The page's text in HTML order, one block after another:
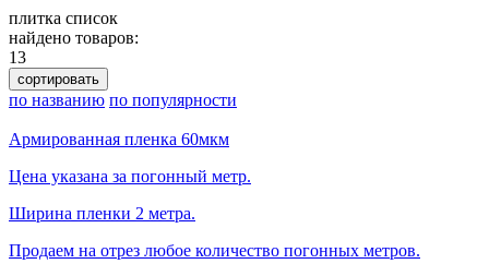
плитка список
найдено товаров:
13
сортировать
по названию по популярности
Армированная пленка 60мкм
Цена указана за погонный метр.
Ширина пленки 2 метра.
Продаем на отрез любое количество погонных метров.